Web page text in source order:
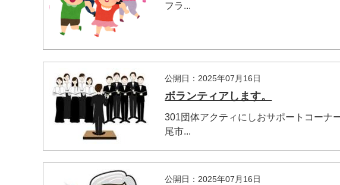
フラ...
公開日：2025年07月16日
ボランティアします。
301団体アクティにしおサポートコーナ
尾市...
公開日：2025年07月16日